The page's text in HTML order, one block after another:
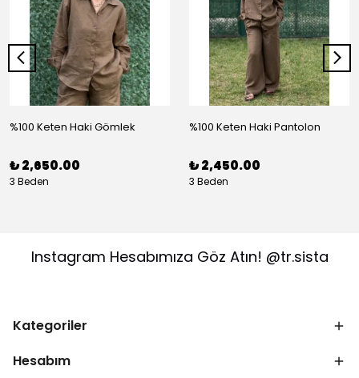
%100 Keten Haki Gömlek
₺ 2,650.00
3 Beden
%100 Keten Haki Pantolon
₺ 2,450.00
3 Beden
Instagram Hesabımıza Göz Atın! @tr.sista
Kategoriler
Hesabım